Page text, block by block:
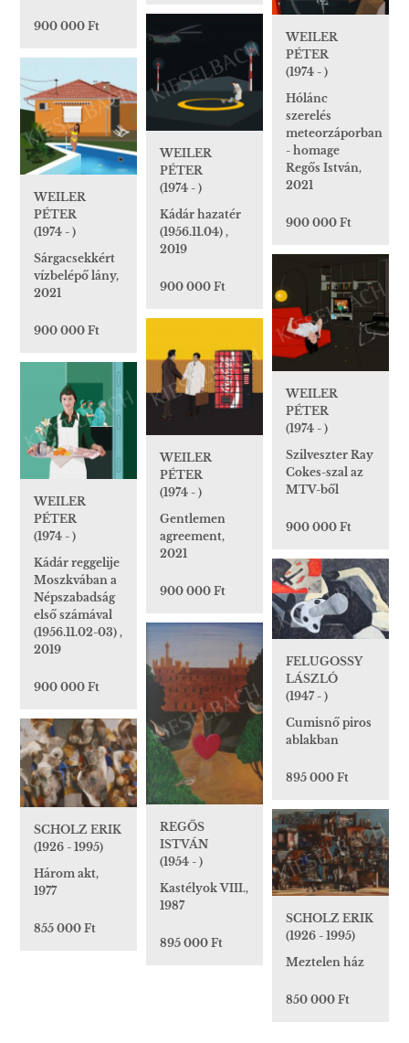
900 000 Ft
WEILER
PÉTER
(1974 - )
Hólánc
szerelés
meteorzáporban
- homage
Regős István,
2021
900 000 Ft
WEILER
PÉTER
(1974 - )
Kádár hazatér
(1956.11.04) ,
2019
900 000 Ft
WEILER
PÉTER
(1974 - )
Sárgacsekkért
vízbelépő lány,
2021
900 000 Ft
WEILER
PÉTER
(1974 - )
Szilveszter Ray
Cokes-szal az
MTV-ből
900 000 Ft
WEILER
PÉTER
(1974 - )
Gentlemen
agreement,
2021
900 000 Ft
WEILER
PÉTER
(1974 - )
Kádár reggelije
Moszkvában a
Népszabadság
első számával
(1956.11.02-03) ,
2019
900 000 Ft
FELUGOSSY
LÁSZLÓ
(1947 - )
Cumisnő piros
ablakban
895 000 Ft
REGŐS
ISTVÁN
(1954 - )
Kastélyok VIII.,
1987
895 000 Ft
SCHOLZ ERIK
(1926 - 1995)
Három akt,
1977
855 000 Ft
SCHOLZ ERIK
(1926 - 1995)
Meztelen ház
850 000 Ft